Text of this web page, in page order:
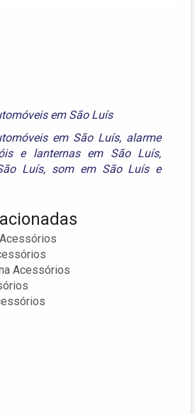
em São Luís
em São Luís, alarme
e lanternas em São Luís,
Luís, som em São Luíse
Acessórios